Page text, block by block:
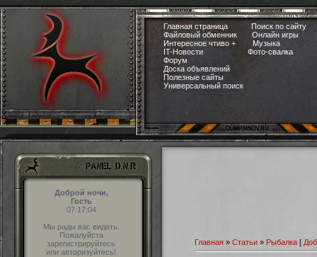
Главная страница
Поиск по сайту
Файловый обменник
Онлайн игры
Интересное чтиво +
Музыка
IT-Новости
Фото-свалка
Форум
Доска объявлений
Полезные сайты
Универсальный поиск
Доброй ночи,
Гость
07:17:05
Мы рады вас видеть.
Пожалуйста
зарегистрируйтесь
или авторизуйтесь!
Главная » Статьи » Рыбалка [